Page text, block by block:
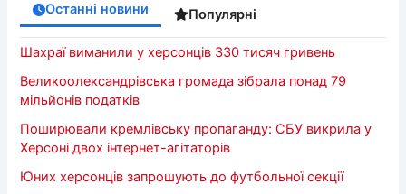
Останні новини Популярні
Шахраї виманили у херсонців 330 тисяч гривень
Великоолександрівська громада зібрала понад 79
мільйонів податків
Поширювали кремлівську пропаганду: СБУ викрила у
Херсоні двох інтернет-агітаторів
Юних херсонців запрошують до футбольної секції